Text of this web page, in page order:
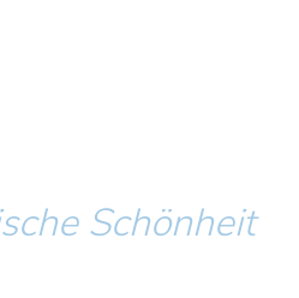
Schönheit